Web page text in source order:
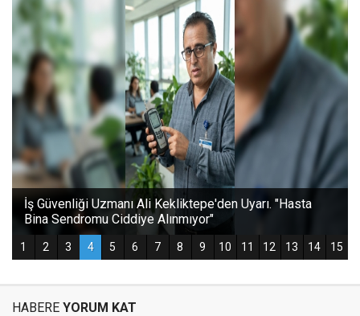
HABERE YORUM KAT